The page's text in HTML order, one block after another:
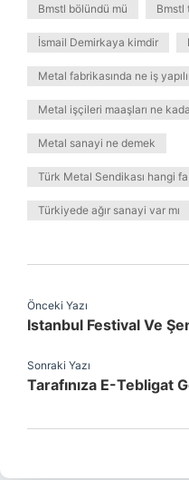
Bmstl bölündü mü Bmstl
İsmail Demirkaya kimdir
Metal fabrikasında ne iş
Metal işçileri maaşları ne
Metal sanayi ne demek
Türk Metal Sendikası hangi
Türkiyede ağır sanayi var mı
Önceki Yazı
Istanbul Festival Ve
Sonraki Yazı
Tarafınıza E-Tebligat